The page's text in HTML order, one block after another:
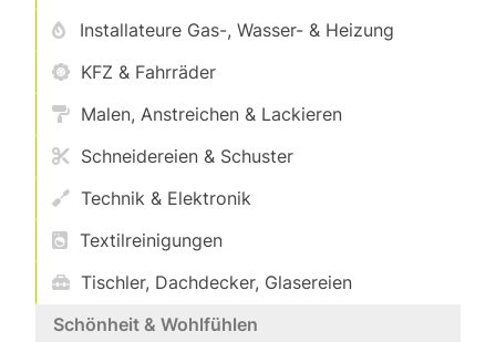
Installateure Gas-, Wasser- & Heizung
KFZ & Fahrräder
Malen, Anstreichen & Lackieren
Schneidereien & Schuster
Technik & Elektronik
Textilreinigungen
Tischler, Dachdecker, Glasereien
Schönheit & Wohlfühlen